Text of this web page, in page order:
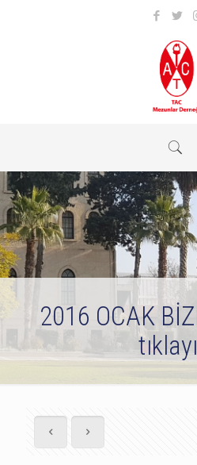
2016 OCAK